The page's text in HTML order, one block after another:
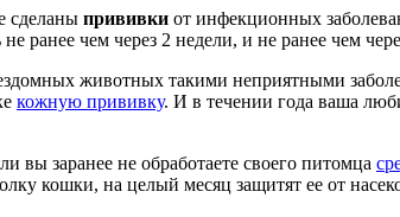
сделаны прививки от инфекционных
ранее чем через 2 недели, и не ранее чем
животных такими неприятными
кожную прививку. И в течении года ваша
вы заранее не обработаете своего питомца
кошки, на целый месяц защитят ее от